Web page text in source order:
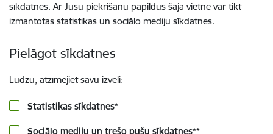
sīkdatnes. Ar Jūsu piekrišanu papildus šajā vietnē var tikt
izmantotas statistikas un sociālo mediju sīkdatnes.
Pielāgot sīkdatnes
Lūdzu, atzīmējiet savu izvēli:
Statistikas sīkdatnes*
Sociālo mediju un trešo pušu sīkdatnes**